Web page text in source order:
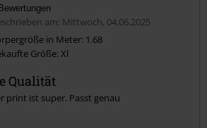
am: Mittwoch, 04.06.2025
in Meter: 1.68
Größe: Xl
Qualität
print ist super. Passt genau